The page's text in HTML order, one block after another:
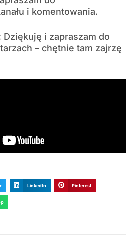
i komentowania.
Dziękuję i zapraszam do
– chętnie tam zajrzę
LinkedIn Pinterest